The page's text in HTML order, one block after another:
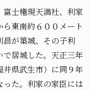
士権現天満社、利家
東南約６００メート
が築城、その子利
居城した。天正三年
井県武生市）に同９年
った。利家の家臣には